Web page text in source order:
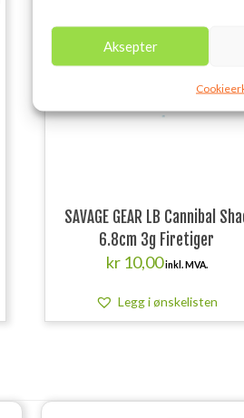
Aksepter
SAVAGE GEAR LB Cannibal
6.8cm 3g Firetiger
kr10,00 inkl. MVA.
Legg i ønskelisten